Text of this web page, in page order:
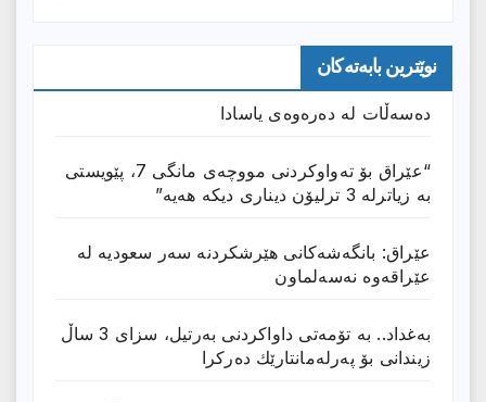
نوێترین بابەتەکان
دەسەڵات لە دەرەوەی یاسادا
“عێراق بۆ تەواوکردنی مووچەی مانگى 7، پێویستی
بە زیاترلە 3 ترلیۆن دیناری دیکە هەیە”
عێراق: بانگەشەكانی هێرشكردنە سەر سعودیە لە
عێراقەوە نەسەلماون
بەغداد.. بە تۆمەتی داواكردنی بەرتیل، سزای 3 ساڵ
زیندانی بۆ پەرلەمانتارێك دەركرا